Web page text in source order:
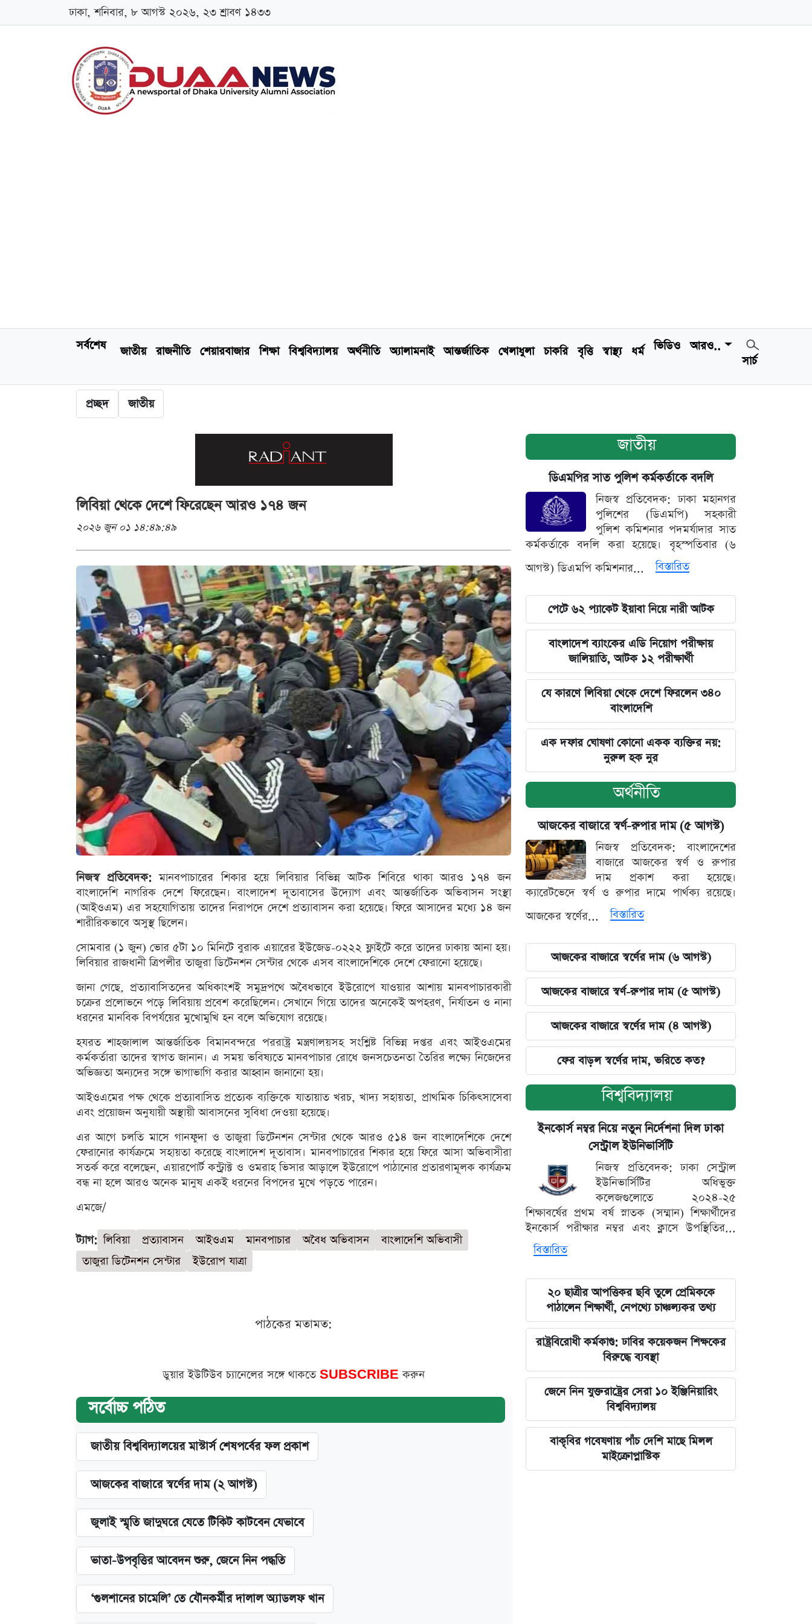
ঢাকা, শনিবার, ৮ আগস্ট ২০২৬, ২৩ শ্রাবণ ১৪৩৩
সর্বশেষ জাতীয় রাজনীতি শেয়ারবাজার শিক্ষা বিশ্ববিদ্যালয় অর্থনীতি অ্যালামনাই আন্তর্জাতিক খেলাধুলা চাকরি বৃত্তি স্বাস্থ্য ধর্ম ভিডিও
আরও..
সার্চ
প্রচ্ছদ জাতীয়
লিবিয়া থেকে দেশে ফিরেছেন আরও ১৭৪ জন
২০২৬ জুন ০১ ১৪:৪৯:৪৯
নিজস্ব প্রতিবেদক: মানবপাচারের শিকার হয়ে লিবিয়ার বিভিন্ন আটক শিবিরে থাকা আরও ১৭৪ জন
বাংলাদেশি নাগরিক দেশে ফিরেছেন। বাংলাদেশ দূতাবাসের উদ্যোগ এবং আন্তর্জাতিক অভিবাসন সংস্থা
(আইওএম) এর সহযোগিতায় তাদের নিরাপদে দেশে প্রত্যাবাসন করা হয়েছে। ফিরে আসাদের মধ্যে ১৪ জন
শারীরিকভাবে অসুস্থ ছিলেন।
সোমবার (১ জুন) ভোর ৫টা ১০ মিনিটে বুরাক এয়ারের ইউজেড-০২২২ ফ্লাইটে করে তাদের ঢাকায় আনা হয়।
লিবিয়ার রাজধানী ত্রিপলীর তাজুরা ডিটেনশন সেন্টার থেকে এসব বাংলাদেশিকে দেশে ফেরানো হয়েছে।
জানা গেছে, প্রত্যাবাসিতদের অধিকাংশই সমুদ্রপথে অবৈধভাবে ইউরোপে যাওয়ার আশায় মানবপাচারকারী
চক্রের প্রলোভনে পড়ে লিবিয়ায় প্রবেশ করেছিলেন। সেখানে গিয়ে তাদের অনেকেই অপহরণ, নির্যাতন ও নানা
ধরনের মানবিক বিপর্যয়ের মুখোমুখি হন বলে অভিযোগ রয়েছে।
হযরত শাহজালাল আন্তর্জাতিক বিমানবন্দরে পররাষ্ট্র মন্ত্রণালয়সহ সংশ্লিষ্ট বিভিন্ন দপ্তর এবং আইওএমের
কর্মকর্তারা তাদের স্বাগত জানান। এ সময় ভবিষ্যতে মানবপাচার রোধে জনসচেতনতা তৈরির লক্ষ্যে নিজেদের
অভিজ্ঞতা অন্যদের সঙ্গে ভাগাভাগি করার আহ্বান জানানো হয়।
আইওএমের পক্ষ থেকে প্রত্যাবাসিত প্রত্যেক ব্যক্তিকে যাতায়াত খরচ, খাদ্য সহায়তা, প্রাথমিক চিকিৎসাসেবা
এবং প্রয়োজন অনুযায়ী অস্থায়ী আবাসনের সুবিধা দেওয়া হয়েছে।
এর আগে চলতি মাসে গানফুদা ও তাজুরা ডিটেনশন সেন্টার থেকে আরও ৫১৪ জন বাংলাদেশিকে দেশে
ফেরানোর কার্যক্রমে সহায়তা করেছে বাংলাদেশ দূতাবাস। মানবপাচারের শিকার হয়ে ফিরে আসা অভিবাসীরা
সতর্ক করে বলেছেন, এয়ারপোর্ট কন্ট্রাক্ট ও ওমরাহ ভিসার আড়ালে ইউরোপে পাঠানোর প্রতারণামূলক কার্যক্রম
বন্ধ না হলে আরও অনেক মানুষ একই ধরনের বিপদের মুখে পড়তে পারেন।
এমজে/
ট্যাগ: লিবিয়া প্রত্যাবাসন আইওএম মানবপাচার অবৈধ অভিবাসন
বাংলাদেশি অভিবাসী
তাজুরা ডিটেনশন সেন্টার
ইউরোপ যাত্রা
পাঠকের মতামত:
ডুয়ার ইউটিউব চ্যানেলের সঙ্গে থাকতে SUBSCRIBEকরুন
সর্বোচ্চ পঠিত
জাতীয় বিশ্ববিদ্যালয়ের মাস্টার্স শেষপর্বের ফল প্রকাশ
আজকের বাজারে স্বর্ণের দাম (২ আগস্ট)
জুলাই স্মৃতি জাদুঘরে যেতে টিকিট কাটবেন যেভাবে
ভাতা-উপবৃত্তির আবেদন শুরু, জেনে নিন পদ্ধতি
‘গুলশানের চামেলি’ তে যৌনকর্মীর দালাল অ্যাডলফ খান
জাতীয়
ডিএমপির সাত পুলিশ কর্মকর্তাকে বদলি
নিজস্ব প্রতিবেদক: ঢাকা মহানগর
পুলিশের (ডিএমপি) সহকারী
পুলিশ কমিশনার পদমর্যাদার সাত
কর্মকর্তাকে বদলি করা হয়েছে। বৃহস্পতিবার (৬
আগস্ট) ডিএমপি কমিশনার...
বিস্তারিত
পেটে ৬২ প্যাকেট ইয়াবা নিয়ে নারী আটক
বাংলাদেশ ব্যাংকের এডি নিয়োগ পরীক্ষায়
জালিয়াতি, আটক ১২ পরীক্ষার্থী
যে কারণে লিবিয়া থেকে দেশে ফিরলেন ৩৪০
বাংলাদেশি
এক দফার ঘোষণা কোনো একক ব্যক্তির নয়:
নুরুল হক নুর
অর্থনীতি
আজকের বাজারে স্বর্ণ-রুপার দাম (৫ আগস্ট)
নিজস্ব প্রতিবেদক: বাংলাদেশের
বাজারে আজকের স্বর্ণ ও রুপার
দাম প্রকাশ করা হয়েছে।
ক্যারেটভেদে স্বর্ণ ও রুপার দামে পার্থক্য রয়েছে।
আজকের স্বর্ণের...
বিস্তারিত
আজকের বাজারে স্বর্ণের দাম (৬ আগস্ট)
আজকের বাজারে স্বর্ণ-রুপার দাম (৫ আগস্ট)
আজকের বাজারে স্বর্ণের দাম (৪ আগস্ট)
ফের বাড়ল স্বর্ণের দাম, ভরিতে কত?
বিশ্ববিদ্যালয়
ইনকোর্স নম্বর নিয়ে নতুন নির্দেশনা দিল ঢাকা
সেন্ট্রাল ইউনিভার্সিটি
নিজস্ব প্রতিবেদক: ঢাকা সেন্ট্রাল
ইউনিভার্সিটির অধিভুক্ত
কলেজগুলোতে ২০২৪-২৫
শিক্ষাবর্ষের প্রথম বর্ষ স্নাতক (সম্মান) শিক্ষার্থীদের
ইনকোর্স পরীক্ষার নম্বর এবং ক্লাসে উপস্থিতির...
বিস্তারিত
২০ ছাত্রীর আপত্তিকর ছবি তুলে প্রেমিককে
পাঠালেন শিক্ষার্থী, নেপথ্যে চাঞ্চল্যকর তথ্য
রাষ্ট্রবিরোধী কর্মকাণ্ড: ঢাবির কয়েকজন শিক্ষকের
বিরুদ্ধে ব্যবস্থা
জেনে নিন যুক্তরাষ্ট্রের সেরা ১০ ইঞ্জিনিয়ারিং
বিশ্ববিদ্যালয়
বাকৃবির গবেষণায় পাঁচ দেশি মাছে মিলল
মাইক্রোপ্লাস্টিক